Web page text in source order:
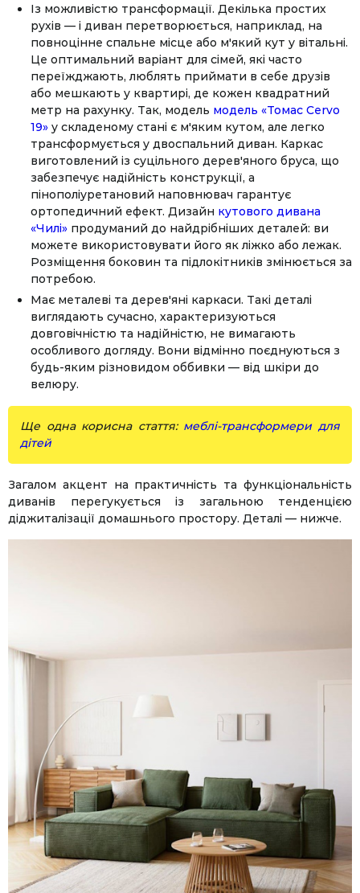
Із можливістю трансформації. Декілька простих
рухів — і диван перетворюється, наприклад, на
повноцінне спальне місце або м'який кут у вітальні.
Це оптимальний варіант для сімей, які часто
переїжджають, люблять приймати в себе друзів
або мешкають у квартирі, де кожен квадратний
метр на рахунку. Так, модель модель «Томас Сervo
19» у складеному стані є м'яким кутом, але легко
трансформується у двоспальний диван. Каркас
виготовлений із суцільного дерев'яного бруса, що
забезпечує надійність конструкції, а
пінополіуретановий наповнювач гарантує
ортопедичний ефект. Дизайн кутового дивана
«Чилі» продуманий до найдрібніших деталей: ви
можете використовувати його як ліжко або лежак.
Розміщення боковин та підлокітників змінюється за
потребою.
Має металеві та дерев'яні каркаси. Такі деталі
виглядають сучасно, характеризуються
довговічністю та надійністю, не вимагають
особливого догляду. Вони відмінно поєднуються з
будь-яким різновидом оббивки — від шкіри до
велюру.
Ще одна корисна стаття: меблі-трансформери для
дітей
Загалом акцент на практичність та функціональність
диванів перегукується із загальною тенденцією
діджиталізації домашнього простору. Деталі — нижче.